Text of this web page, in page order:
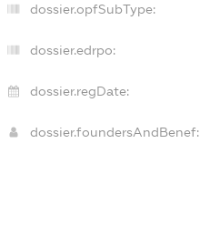
dossier.opfSubType:
dossier.edrpo:
dossier.regDate:
dossier.foundersAndBenef: